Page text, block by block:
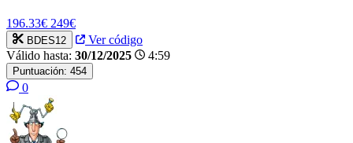
196.33€ 249€
BDES12
Ver código
Válido hasta: 30/12/2025 4:59
Puntuación: 454
0